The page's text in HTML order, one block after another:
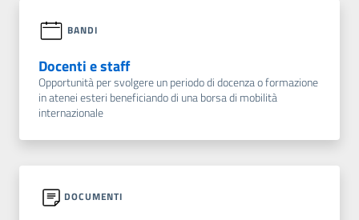
BANDI
Docenti e staff
Opportunità per svolgere un periodo di docenza o formazione
in atenei esteri beneficiando di una borsa di mobilità
internazionale
DOCUMENTI